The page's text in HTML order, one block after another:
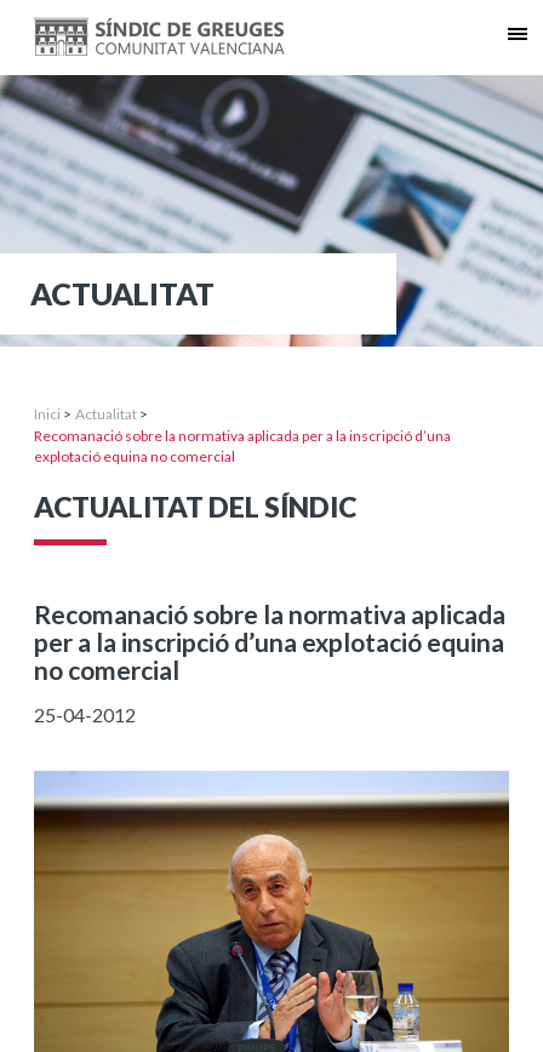
ACTUALITAT
Inici > Actualitat >
Recomanació sobre la normativa aplicada per a la inscripció d’una
explotació equina no comercial
ACTUALITAT DEL SÍNDIC
Recomanació sobre la normativa aplicada
per a la inscripció d’una explotació equina
no comercial
25-04-2012